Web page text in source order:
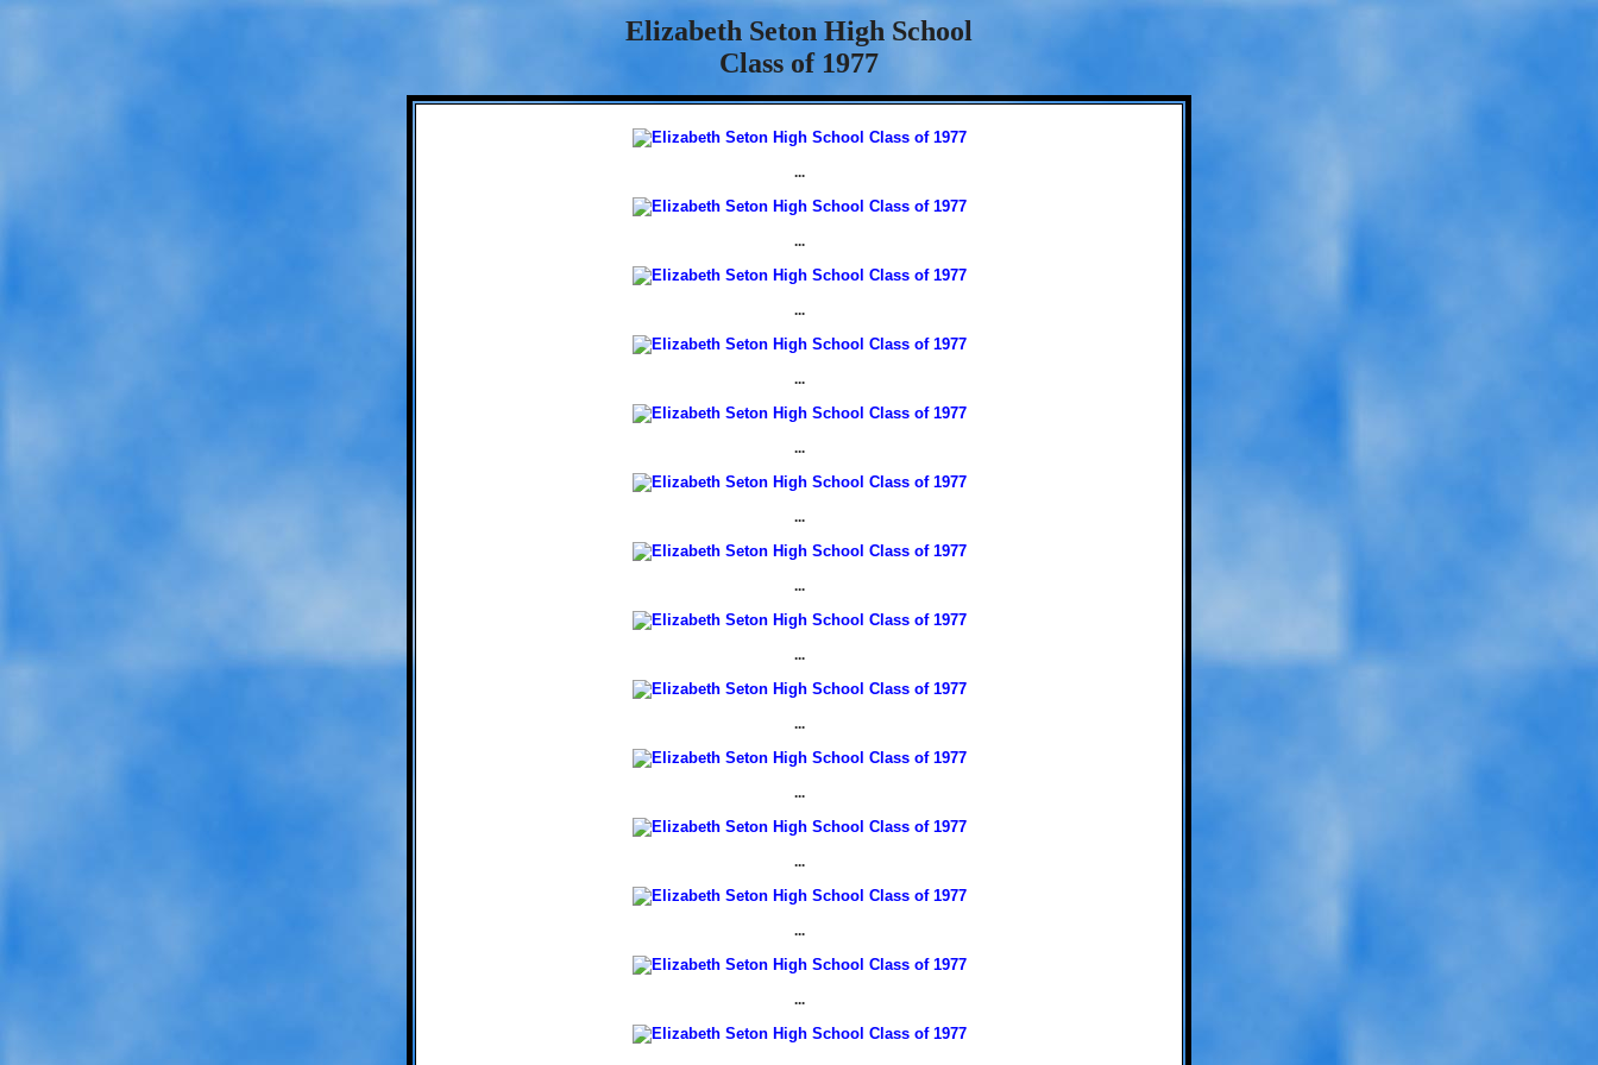
Elizabeth Seton High School
Class of 1977
...
...
...
...
...
...
...
...
...
...
...
...
...